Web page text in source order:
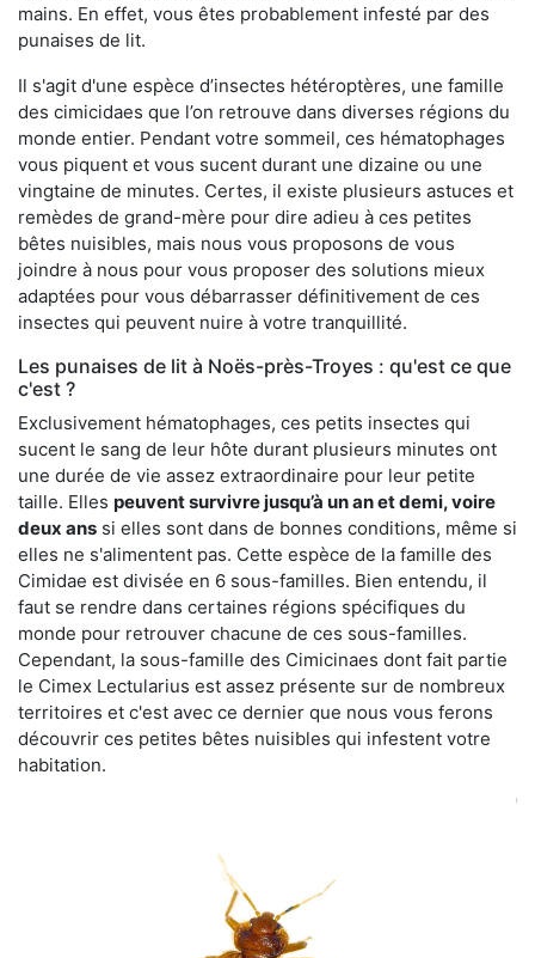
mains. En effet, vous êtes probablement infesté par des
punaises de lit.
Il s'agit d'une espèce d’insectes hétéroptères, une famille
des cimicidaes que l’on retrouve dans diverses régions du
monde entier. Pendant votre sommeil, ces hématophages
vous piquent et vous sucent durant une dizaine ou une
vingtaine de minutes. Certes, il existe plusieurs astuces et
remèdes de grand-mère pour dire adieu à ces petites
bêtes nuisibles, mais nous vous proposons de vous
joindre à nous pour vous proposer des solutions mieux
adaptées pour vous débarrasser définitivement de ces
insectes qui peuvent nuire à votre tranquillité.
Les punaises de lit à Noës-près-Troyes : qu'est ce que
c'est ?
Exclusivement hématophages, ces petits insectes qui
sucent le sang de leur hôte durant plusieurs minutes ont
une durée de vie assez extraordinaire pour leur petite
taille. Elles peuvent survivre jusqu’à un an et demi, voire
deux ans si elles sont dans de bonnes conditions, même si
elles ne s'alimentent pas. Cette espèce de la famille des
Cimidae est divisée en 6 sous-familles. Bien entendu, il
faut se rendre dans certaines régions spécifiques du
monde pour retrouver chacune de ces sous-familles.
Cependant, la sous-famille des Cimicinaes dont fait partie
le Cimex Lectularius est assez présente sur de nombreux
territoires et c'est avec ce dernier que nous vous ferons
découvrir ces petites bêtes nuisibles qui infestent votre
habitation.